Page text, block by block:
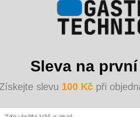
Sleva na
slevu 100 Kčpři